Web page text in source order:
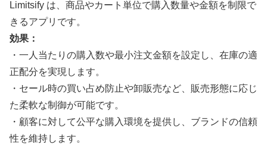
Limitsify は、商品やカート単位で購入数量や金額を制限で
きるアプリです。
効果：
・一人当たりの購入数や最小注文金額を設定し、在庫の適
正配分を実現します。
・セール時の買い占め防止や卸販売など、販売形態に応じ
た柔軟な制御が可能です。
・顧客に対して公平な購入環境を提供し、ブランドの信頼
性を維持します。